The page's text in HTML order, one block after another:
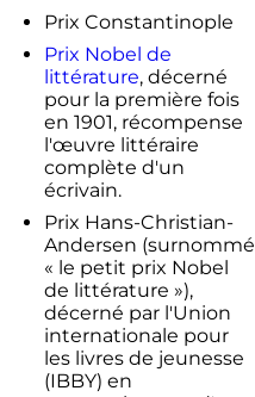
Prix Constantinople
Prix Nobel de
littérature, décerné
pour la première fois
en 1901, récompense
l'œuvre littéraire
complète d'un
écrivain.
Prix Hans-Christian-
Andersen (surnommé
« le petit prix Nobel
de littérature »),
décerné par l'Union
internationale pour
les livres de jeunesse
(IBBY) en